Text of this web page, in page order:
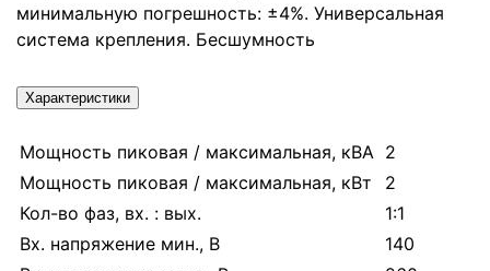
минимальную погрешность: ±4%. Универсальная
система крепления. Бесшумность
Характеристики
Мощность пиковая / максимальная, кВА 2
Мощность пиковая / максимальная, кВт
2
Кол-во фаз, вх. : вых.
1:1
Вх. напряжение мин., В
140